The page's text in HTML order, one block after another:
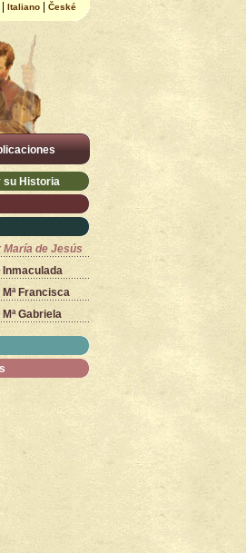
Italiano| České
su Historia
María de Jesús
Inmaculada
Francisca
Gabriela